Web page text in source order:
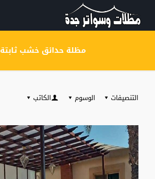
مظلة حدائق خشب ثابتة
التنصيفات الوسوم الكاتب